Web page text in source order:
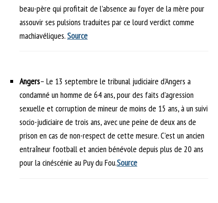
beau-père qui profitait de l’absence au foyer de la mère pour
assouvir ses pulsions traduites par ce lourd verdict comme
machiavéliques.Source
Angers– Le 13 septembre le tribunal judiciaire d’Angers a
condamné un homme de 64 ans, pour des faits d’agression
sexuelle et corruption de mineur de moins de 15 ans, à un suivi
socio-judiciaire de trois ans, avec une peine de deux ans de
prison en cas de non-respect de cette mesure. C’est un ancien
entraîneur football et ancien bénévole depuis plus de 20 ans
pour la cinéscénie au Puy du Fou.Source